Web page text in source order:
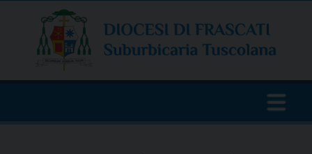
content